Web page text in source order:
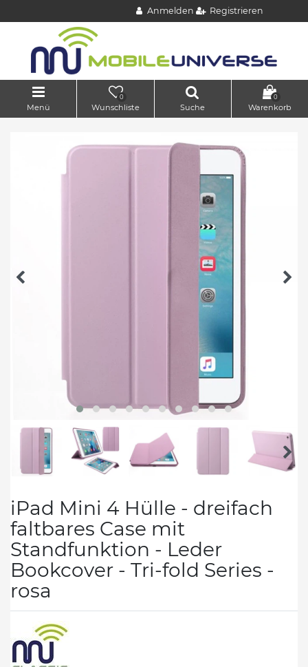
Anmelden Registrieren
Menü
0
Wunschliste Suche
0
Warenkorb
iPad Mini 4 Hülle - dreifach
faltbares Case mit
Standfunktion - Leder
Bookcover - Tri-fold Series -
rosa